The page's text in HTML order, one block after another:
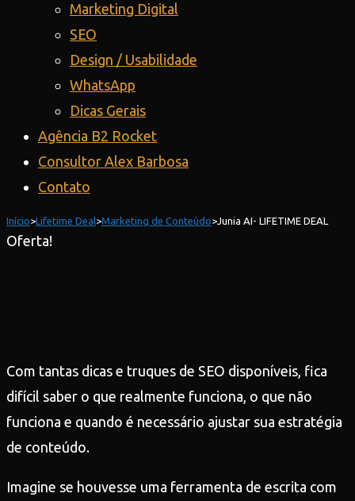
Marketing Digital
SEO
Design / Usabilidade
WhatsApp
Dicas Gerais
Agência B2 Rocket
Consultor Alex Barbosa
Contato
Início>Lifetime Deal>Marketing de Conteúdo>Junia AI- LIFETIME DEAL
Oferta!
Com tantas dicas e truques de SEO disponíveis, fica
difícil saber o que realmente funciona, o que não
funciona e quando é necessário ajustar sua estratégia
de conteúdo.
Imagine se houvesse uma ferramenta de escrita com